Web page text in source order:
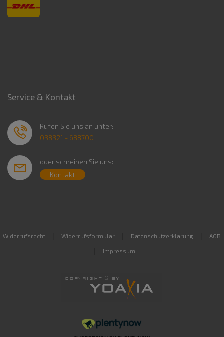
Service & Kontakt
Rufen Sie uns an unter:
038321 - 688700
oder schreiben Sie uns:
Kontakt
Widerrufsrecht Widerrufsformular Datenschutzerklärung AGB
Impressum